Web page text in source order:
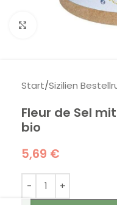
Klick zum
Start/Sizilien
Fleur de Sel
bio
5,69 €